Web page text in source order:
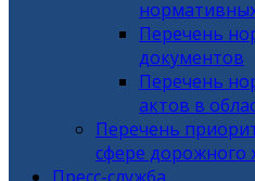
Перечень
документов
Перечень
актов в
Перечень
сфере дорожного